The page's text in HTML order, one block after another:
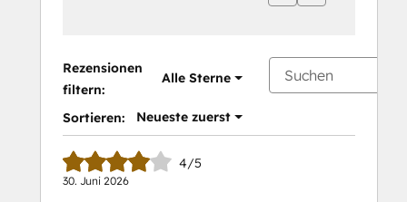
Rezensionen
filtern:
Alle Sterne
Sortieren: Neueste zuerst
4/5
30. Juni 2026